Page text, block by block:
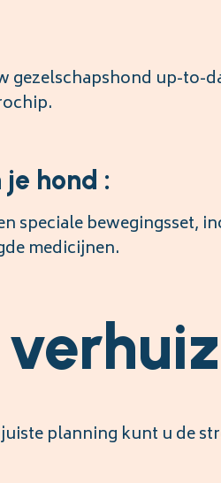
up-to-
hond :
speciale bewegingsset,
medicijnen.
planning kunt u de